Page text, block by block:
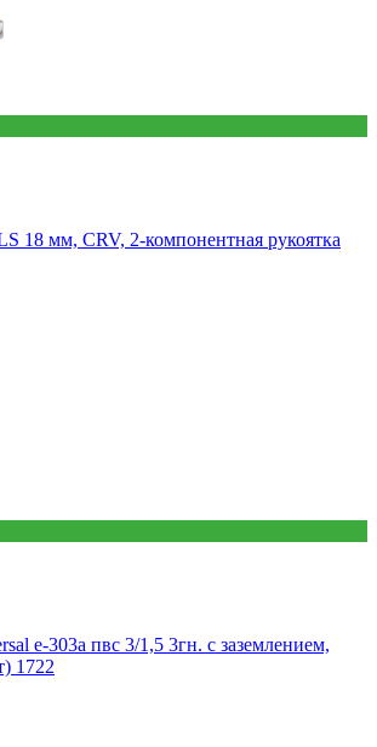
18 мм, CRV, 2-компонентная рукоятка
е-303а пвс 3/1,5 3гн. с заземлением,
1722